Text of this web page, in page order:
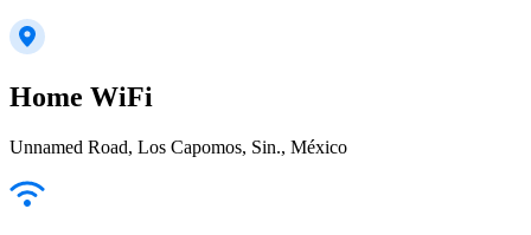
Home WiFi
Unnamed Road, Los Capomos, Sin., México